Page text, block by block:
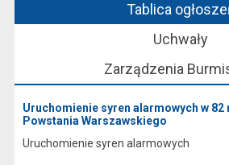
Tablica
Uchwały
Zarządzenia
Uruchomienie syren alarmowych w 82
Powstania Warszawskiego
Uruchomienie syren alarmowych